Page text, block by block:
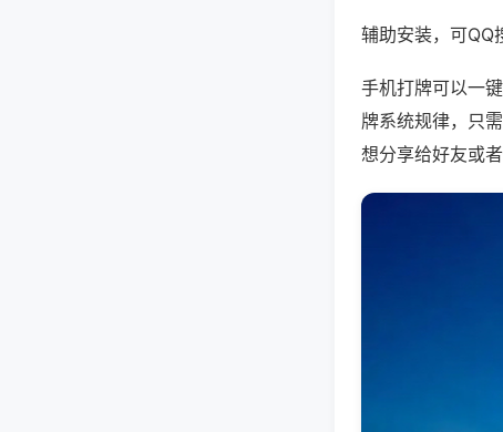
辅助安装，可
手机打牌可以一
牌系统规律，只
想分享给好友或